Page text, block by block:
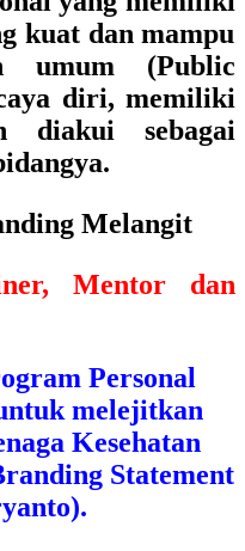
kuat dan mampu
umum (Public
diri, memiliki
diakui sebagai
Mentor dan
Personal
melejitkan
Kesehatan
Statement